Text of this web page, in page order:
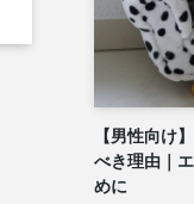
【男性向け
べき理由｜
めに